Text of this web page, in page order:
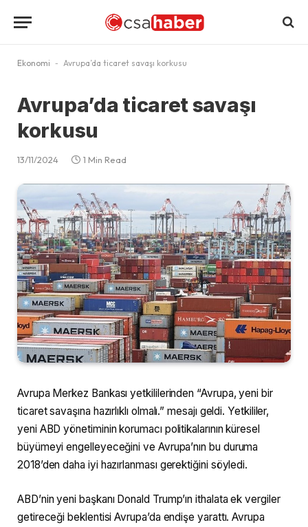
Ekonomi - Avrupa’da ticaret savaşı korkusu
Avrupa’da ticaret savaşı
korkusu
13/11/2024 1 Min Read
Avrupa Merkez Bankası yetkililerinden “Avrupa, yeni bir
ticaret savaşına hazırlıklı olmalı.” mesajı geldi. Yetkililer,
yeni ABD yönetiminin korumacı politikalarının küresel
büyümeyi engelleyeceğini ve Avrupa’nın bu duruma
2018’den daha iyi hazırlanması gerektiğini söyledi.
ABD’nin yeni başkanı Donald Trump’ın ithalata ek vergiler
getireceği beklentisi Avrupa’da endişe yarattı. Avrupa